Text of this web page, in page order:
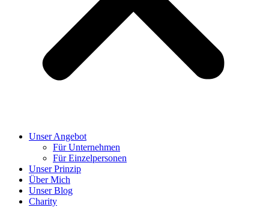
Unser Angebot
Für Unternehmen
Für Einzelpersonen
Unser Prinzip
Über Mich
Unser Blog
Charity